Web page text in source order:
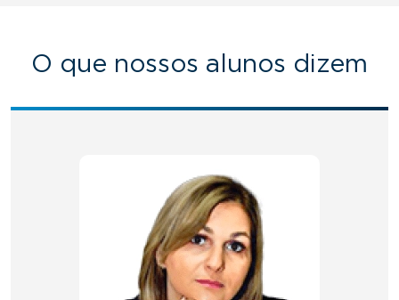
O que nossos alunos dizem